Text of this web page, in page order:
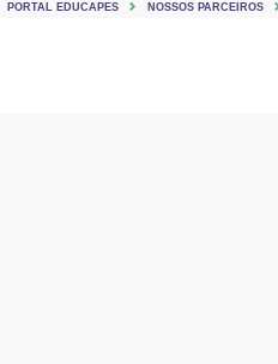
PORTAL EDUCAPES NOSSOS PARCEIROS